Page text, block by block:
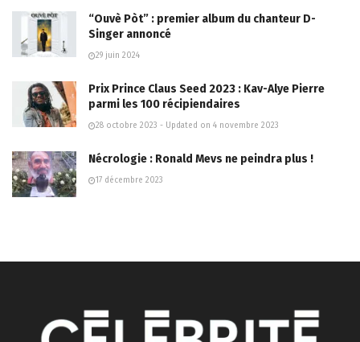
“Ouvè Pòt” : premier album du chanteur D-
Singer annoncé
29 juin 2024
Prix Prince Claus Seed 2023 : Kav-Alye Pierre
parmi les 100 récipiendaires
28 octobre 2023 - Updated on 4 novembre 2023
Nécrologie : Ronald Mevs ne peindra plus !
17 décembre 2023